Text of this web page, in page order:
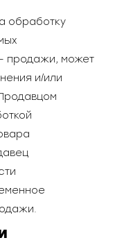
обработку
продажи, может
и/или